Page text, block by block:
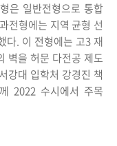
은 일반전형으로 통합
전형에는 지역 균형 선
다. 이 전형에는 고3 재
벽을 허문 다전공 제도
강대 입학처 강경진 책
2022 수시에서 주목